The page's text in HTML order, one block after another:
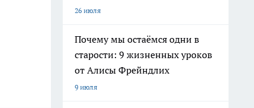
26 июля
Почему мы остаёмся одни в
старости: 9 жизненных уроков
от Алисы Фрейндлих
9 июля